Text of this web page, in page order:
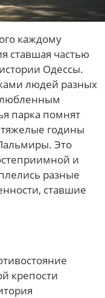
каждому
ставшая частью
Одессы.
людей разных
парка помнят
годины
Это
и
разные
ставшие
крепости